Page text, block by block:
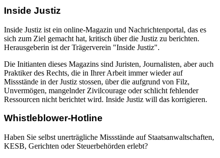
Inside Justiz
Inside Justiz ist ein online-Magazin und Nachrichtenportal, das es
sich zum Ziel gemacht hat, kritisch über die Justiz zu berichten.
Herausgeberin ist der Trägerverein "Inside Justiz".
Die Initianten dieses Magazins sind Juristen, Journalisten, aber auch
Praktiker des Rechts, die in Ihrer Arbeit immer wieder auf
Missstände in der Justiz stossen, über die aufgrund von Filz,
Unvermögen, mangelnder Zivilcourage oder schlicht fehlender
Ressourcen nicht berichtet wird. Inside Justiz will das korrigieren.
Whistleblower-Hotline
Haben Sie selbst unerträgliche Missstände auf Staatsanwaltschaften,
KESB, Gerichten oder Steuerbehörden erlebt?